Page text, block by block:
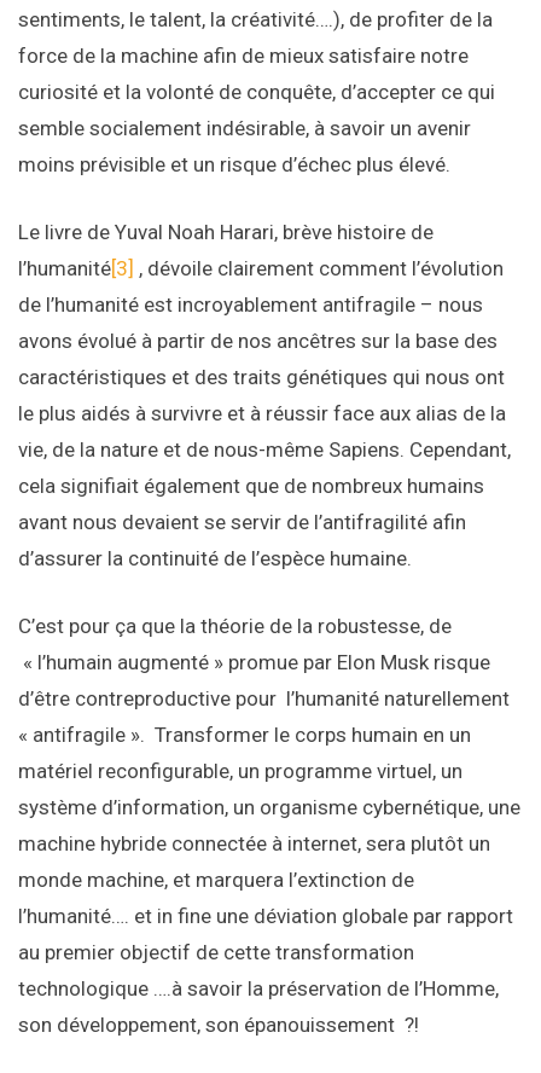
sentiments, le talent, la créativité….), de profiter de la
force de la machine afin de mieux satisfaire notre
curiosité et la volonté de conquête, d’accepter ce qui
semble socialement indésirable, à savoir un avenir
moins prévisible et un risque d’échec plus élevé.
Le livre de Yuval Noah Harari, brève histoire de
l’humanité[3] , dévoile clairement comment l’évolution
de l’humanité est incroyablement antifragile – nous
avons évolué à partir de nos ancêtres sur la base des
caractéristiques et des traits génétiques qui nous ont
le plus aidés à survivre et à réussir face aux alias de la
vie, de la nature et de nous-même Sapiens. Cependant,
cela signifiait également que de nombreux humains
avant nous devaient se servir de l’antifragilité afin
d’assurer la continuité de l’espèce humaine.
C’est pour ça que la théorie de la robustesse, de
« l’humain augmenté » promue par Elon Musk risque
d’être contreproductive pour l’humanité naturellement
« antifragile ». Transformer le corps humain en un
matériel reconfigurable, un programme virtuel, un
système d’information, un organisme cybernétique, une
machine hybride connectée à internet, sera plutôt un
monde machine, et marquera l’extinction de
l’humanité…. et in fine une déviation globale par rapport
au premier objectif de cette transformation
technologique ….à savoir la préservation de l’Homme,
son développement, son épanouissement ?!